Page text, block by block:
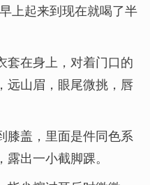
上起来到现在就喝了半
套在身上，对着门口的
远山眉，眼尾微挑，唇
膝盖，里面是件同色系
出一小截脚踝。